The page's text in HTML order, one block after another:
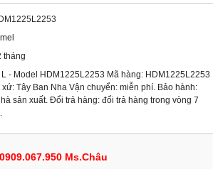
tháng
L - Model HDM1225L2253 Mã hàng: HDM1225L2253
Tây Ban Nha Vận chuyển: miễn phí. Bảo hành:
sản xuất. Đổi trả hàng: đổi trả hàng trong vòng 7
0909.067.950 Ms.Châu